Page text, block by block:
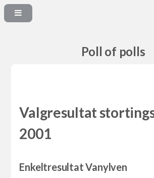
Poll of polls
Valgresultat
2001
Enkeltresultat Vanylven